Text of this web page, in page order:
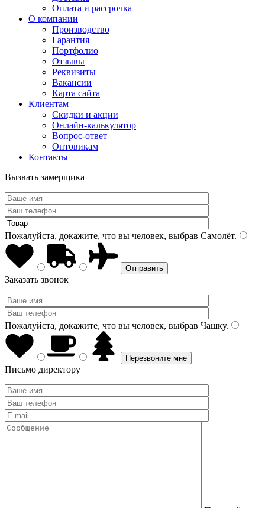
Оплата и рассрочка
О компании
Производство
Гарантия
Портфолио
Отзывы
Реквизиты
Вакансии
Карта сайта
Клиентам
Скидки и акции
Онлайн-калькулятор
Вопрос-ответ
Оптовикам
Контакты
Вызвать замерщика
Пожалуйста, докажите, что вы человек, выбрав Самолёт.
Заказать звонок
Пожалуйста, докажите, что вы человек, выбрав Чашку.
Письмо директору